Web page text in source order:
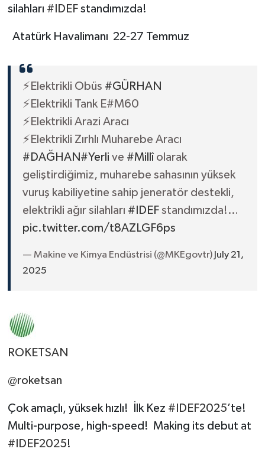
silahları #IDEFstandımızda!
Atatürk Havalimanı 22-27 Temmuz
⚡️Elektrikli Obüs #GÜRHAN
⚡️Elektrikli Tank E#M60
⚡️Elektrikli Arazi Aracı
⚡️Elektrikli Zırhlı Muharebe Aracı
#DAĞHAN #Yerli ve #Millîolarak
geliştirdiğimiz, muharebe sahasının yüksek
vuruş kabiliyetine sahip jeneratör destekli,
elektrikli ağır silahları #IDEFstandımızda!…
pic.twitter.com/t8AZLGF6ps
— Makine ve Kimya Endüstrisi (@MKEgovtr) July 21,
2025
ROKETSAN
@roketsan
Çok amaçlı, yüksek hızlı! İlk Kez #IDEF2025’te!
Multi-purpose, high-speed! Making its debut at
#IDEF2025!